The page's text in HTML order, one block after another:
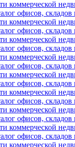
коммерческой
офисов,
коммерческой
офисов,
коммерческой
офисов,
коммерческой
офисов,
коммерческой
офисов,
коммерческой
офисов,
коммерческой
офисов,
коммерческой
офисов,
коммерческой